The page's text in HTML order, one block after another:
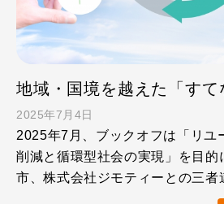
2025年7月4日
2025年7月、ブックオフは「リユ
削減と循環型社会の実現」を目的
市、株式会社ジモティーとの三者